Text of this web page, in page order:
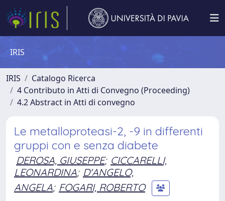
IRIS
IRIS
Catalogo Ricerca
4 Contributo in Atti di Convegno (Proceeding)
4.2 Abstract in Atti di convegno
Le metalloproteasi-2, -9 in differenti
gruppi con e senza diabete
DEROSA, GIUSEPPE; CICCARELLI,
LEONARDINA; D'ANGELO,
ANGELA; FOGARI, ROBERTO